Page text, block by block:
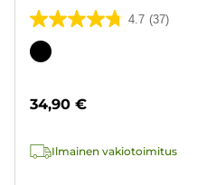
4.7 (37)
4.7/5
tähteä.
Värikasetti
34,90 €
Ilmainen vakiotoimitus